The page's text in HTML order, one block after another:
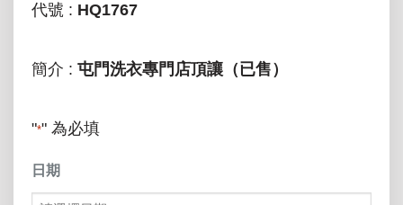
代號 : HQ1767
簡介 : 屯門洗衣專門店頂讓（已售）
"*" 為必填
日期